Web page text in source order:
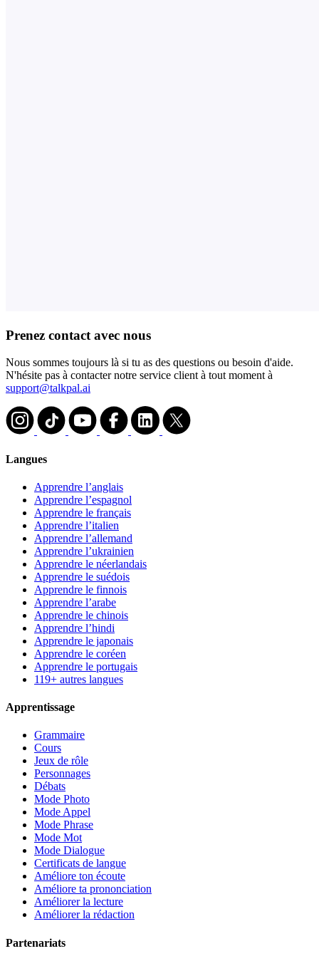
Prenez contact avec nous
Nous sommes toujours là si tu as des questions ou besoin d'aide.
N'hésite pas à contacter notre service client à tout moment à
support@talkpal.ai
Langues
Apprendre l’anglais
Apprendre l’espagnol
Apprendre le français
Apprendre l’italien
Apprendre l’allemand
Apprendre l’ukrainien
Apprendre le néerlandais
Apprendre le suédois
Apprendre le finnois
Apprendre l’arabe
Apprendre le chinois
Apprendre l’hindi
Apprendre le japonais
Apprendre le coréen
Apprendre le portugais
119+ autres langues
Apprentissage
Grammaire
Cours
Jeux de rôle
Personnages
Débats
Mode Photo
Mode Appel
Mode Phrase
Mode Mot
Mode Dialogue
Certificats de langue
Améliore ton écoute
Améliore ta prononciation
Améliorer la lecture
Améliorer la rédaction
Partenariats